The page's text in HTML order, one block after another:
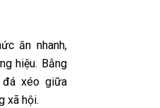
ăn nhanh,
hiệu. Bằng
xéo giữa
xã hội.